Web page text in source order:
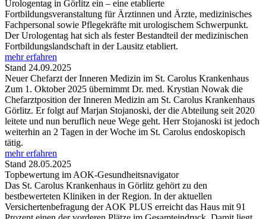
Urologentag in Görlitz ein – eine etablierte
Fortbildungsveranstaltung für Ärztinnen und Ärzte, medizinisches
Fachpersonal sowie Pflegekräfte mit urologischem Schwerpunkt.
Der Urologentag hat sich als fester Bestandteil der medizinischen
Fortbildungslandschaft in der Lausitz etabliert.
mehr erfahren
Stand 24.09.2025
Neuer Chefarzt der Inneren Medizin im St. Carolus Krankenhaus
Zum 1. Oktober 2025 übernimmt Dr. med. Krystian Nowak die
Chefarztposition der Inneren Medizin am St. Carolus Krankenhaus
Görlitz. Er folgt auf Marjan Stojanoski, der die Abteilung seit 2020
leitete und nun beruflich neue Wege geht. Herr Stojanoski ist jedoch
weiterhin an 2 Tagen in der Woche im St. Carolus endoskopisch
tätig.
mehr erfahren
Stand 28.05.2025
Topbewertung im AOK-Gesundheitsnavigator
Das St. Carolus Krankenhaus in Görlitz gehört zu den
bestbewerteten Kliniken in der Region. In der aktuellen
Versichertenbefragung der AOK PLUS erreicht das Haus mit 91